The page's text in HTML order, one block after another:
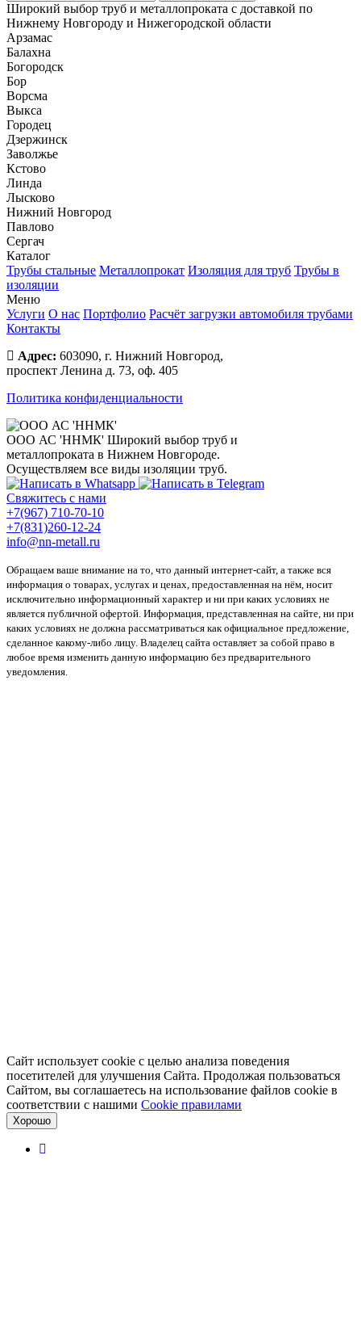
Широкий выбор труб и металлопроката с доставкой по
Нижнему Новгороду и Нижегородской области
Арзамас
Балахна
Богородск
Бор
Ворсма
Выкса
Городец
Дзержинск
Заволжье
Кстово
Линда
Лысково
Нижний Новгород
Павлово
Сергач
Каталог
Трубы стальные Металлопрокат Изоляция для труб Трубы в
изоляции
Меню
Услуги О нас Портфолио Расчёт загрузки автомобиля трубами
Контакты
Адрес: 603090, г. Нижний Новгород,
проспект Ленина д. 73, оф. 405
Политика конфиденциальности
ООО АС 'ННМК' Широкий выбор труб и
металлопроката в Нижнем Новгороде.
Осуществляем все виды изоляции труб.
Свяжитесь с нами
+7(967) 710-70-10
+7(831)260-12-24
info@nn-metall.ru
Обращаем ваше внимание на то, что данный интернет-сайт, а также вся
информация о товарах, услугах и ценах, предоставленная на нём, носит
исключительно информационный характер и ни при каких условиях не
является публичной офертой. Информация, представленная на сайте, ни при
каких условиях не должна рассматриваться как официальное предложение,
сделанное какому-либо лицу. Владелец сайта оставляет за собой право в
любое время изменить данную информацию без предварительного
уведомления.
Сайт использует cookie с целью анализа поведения
посетителей для улучшения Сайта. Продолжая пользоваться
Сайтом, вы соглашаетесь на использование файлов cookie в
соответствии с нашими Cookiе правилами
Хорошо